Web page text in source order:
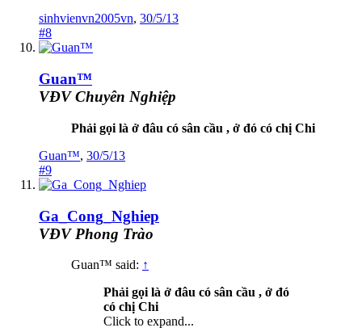
sinhvienvn2005vn, 30/5/13
#8
Guan™
VĐV Chuyên Nghiệp
Phải gọi là ở đâu có sân cầu , ở đó có chị Chi
Guan™, 30/5/13
#9
Ga_Cong_Nghiep
VĐV Phong Trào
Guan™ said: ↑
Phải gọi là ở đâu có sân cầu , ở đó
có chị Chi
Click to expand...